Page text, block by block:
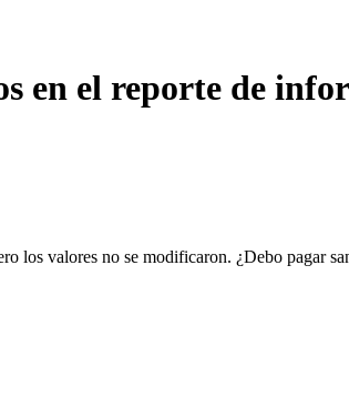
en el reporte de
los valores no se modificaron. ¿Debo pagar